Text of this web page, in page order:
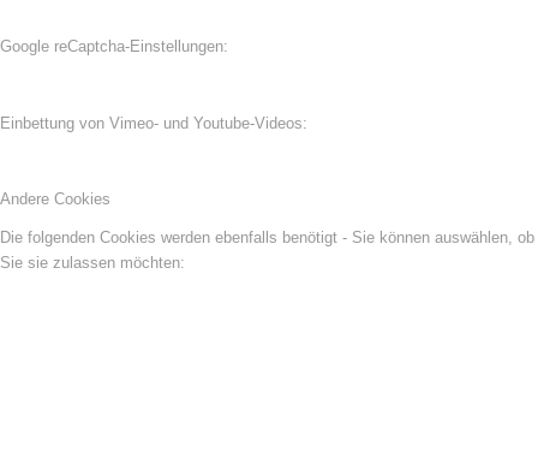
Google reCaptcha-Einstellungen:
Einbettung von Vimeo- und Youtube-Videos:
Andere Cookies
Die folgenden Cookies werden ebenfalls benötigt - Sie können auswählen, ob
Sie sie zulassen möchten: